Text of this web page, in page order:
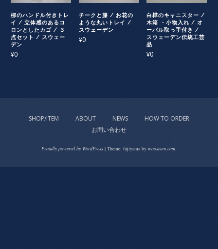
柳のハンドル付きトレ
イ / 立体感のあるコ
ロンとしたカゴ / ３
点セット / スウェー
デン
¥0
チークと籐 / お花の
ような丸いトレイ /
スウェーデン
¥0
白樺のキャニスター /
木箱 ・小物入れ / オ
ーバル取っ手付き /
スウェーデン伝統工芸
品
¥0
SHOP/ITEM ABOUT NEWS
HOW TO ORDER
お問い合わせ
Proudly powered by WordPress | Theme: fujiyama by wooseum.com.